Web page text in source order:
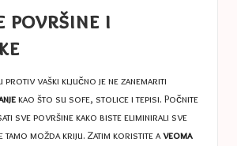
površine i
protiv vaški ključno je ne zanemariti
kao što su sofe, stolice i tepisi. Počnite
sve površine kako biste eliminirali sve
tamo možda kriju. Zatim koristite aveoma